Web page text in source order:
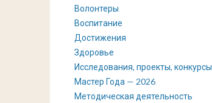
Волонтеры
Воспитание
Достижения
Здоровье
Исследования, проекты, конкурсы
Мастер Года — 2026
Методическая деятельность